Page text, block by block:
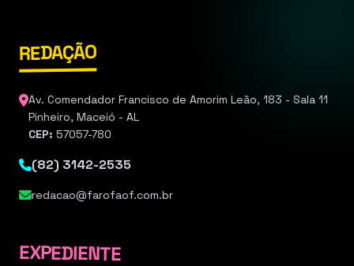
REDAÇÃO
Av. Comendador Francisco de Amorim Leão, 183 - Sala 11
Pinheiro, Maceió - AL
CEP: 57057-780
(82) 3142-2535
redacao@farofaof.com.br
EXPEDIENTE